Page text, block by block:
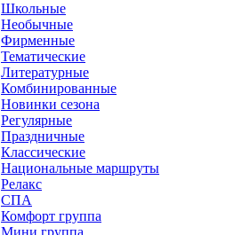
Школьные
Необычные
Фирменные
Тематические
Литературные
Комбинированные
Новинки сезона
Регулярные
Праздничные
Классические
Национальные маршруты
Релакс
СПА
Комфорт группа
Мини группа